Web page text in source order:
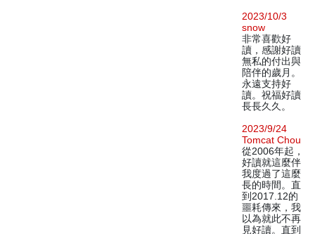
2023/10/3
snow
非常喜歡好
讀，感謝好讀
無私的付出與
陪伴的歲月。
永遠支持好
讀。祝福好讀
長長久久。
2023/9/24
Tomcat Chou
從2006年起，
好讀就這麼伴
我度過了這麼
長的時間。直
到2017.12的
噩耗傳來，我
以為就此不再
見好讀。直到